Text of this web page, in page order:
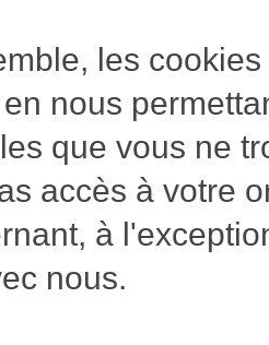
les
nous
que vous ne
accès à votre
à
nous.